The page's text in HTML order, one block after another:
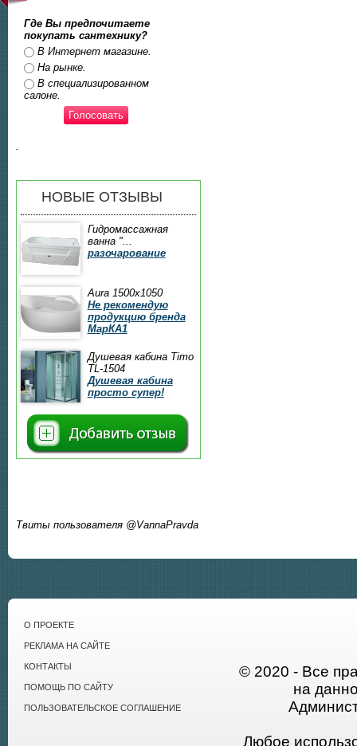
Где Вы предпочитаете
покупать сантехнику?
Ответы
В Интернет магазине.
На рынке.
В специализированном
салоне.
НОВЫЕ ОТЗЫВЫ
Гидромассажная
ванна "...
разочарование
Aura 1500x1050
Не рекомендую
продукцию бренда
МарКА1
Душевая кабина Timo
TL-1504
Душевая кабина
просто супер!
Твиты пользователя @VannaPravda
О ПРОЕКТЕ
РЕКЛАМА НА САЙТЕ
КОНТАКТЫ
ПОМОЩЬ ПО САЙТУ
ПОЛЬЗОВАТЕЛЬСКОЕ СОГЛАШЕНИЕ
© 2020 - Все
на
Любое